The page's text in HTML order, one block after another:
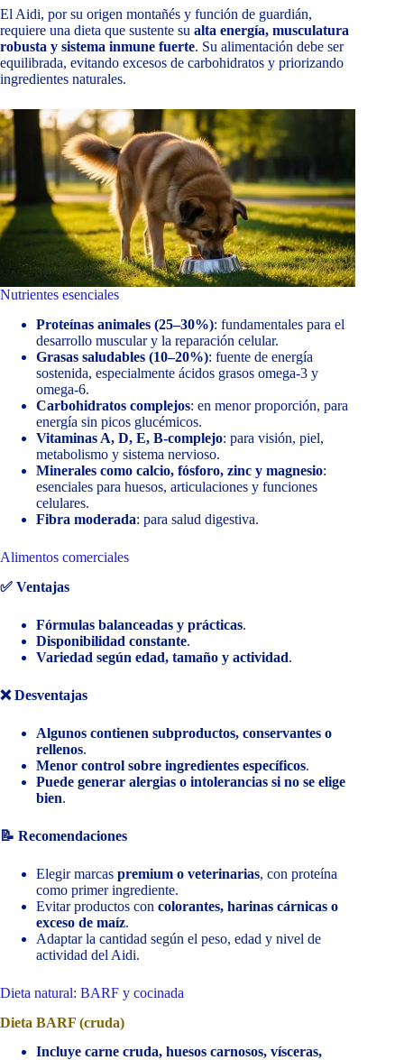
El Aidi, por su origen montañés y función de guardián,
requiere una dieta que sustente su alta energía, musculatura
robusta y sistema inmune fuerte. Su alimentación debe ser
equilibrada, evitando excesos de carbohidratos y priorizando
ingredientes naturales.
Nutrientes esenciales
Proteínas animales (25–30%): fundamentales para el
desarrollo muscular y la reparación celular.
Grasas saludables (10–20%): fuente de energía
sostenida, especialmente ácidos grasos omega-3 y
omega-6.
Carbohidratos complejos: en menor proporción, para
energía sin picos glucémicos.
Vitaminas A, D, E, B-complejo: para visión, piel,
metabolismo y sistema nervioso.
Minerales como calcio, fósforo, zinc y magnesio:
esenciales para huesos, articulaciones y funciones
celulares.
Fibra moderada: para salud digestiva.
Alimentos comerciales
✅ Ventajas
Fórmulas balanceadas y prácticas.
Disponibilidad constante.
Variedad según edad, tamaño y actividad.
❌ Desventajas
Algunos contienen subproductos, conservantes o
rellenos.
Menor control sobre ingredientes específicos.
Puede generar alergias o intolerancias si no se elige
bien.
📝 Recomendaciones
Elegir marcas premium o veterinarias, con proteína
como primer ingrediente.
Evitar productos con colorantes, harinas cárnicas o
exceso de maíz.
Adaptar la cantidad según el peso, edad y nivel de
actividad del Aidi.
Dieta natural: BARF y cocinada
Dieta BARF (cruda)
Incluye carne cruda, huesos carnosos, vísceras,